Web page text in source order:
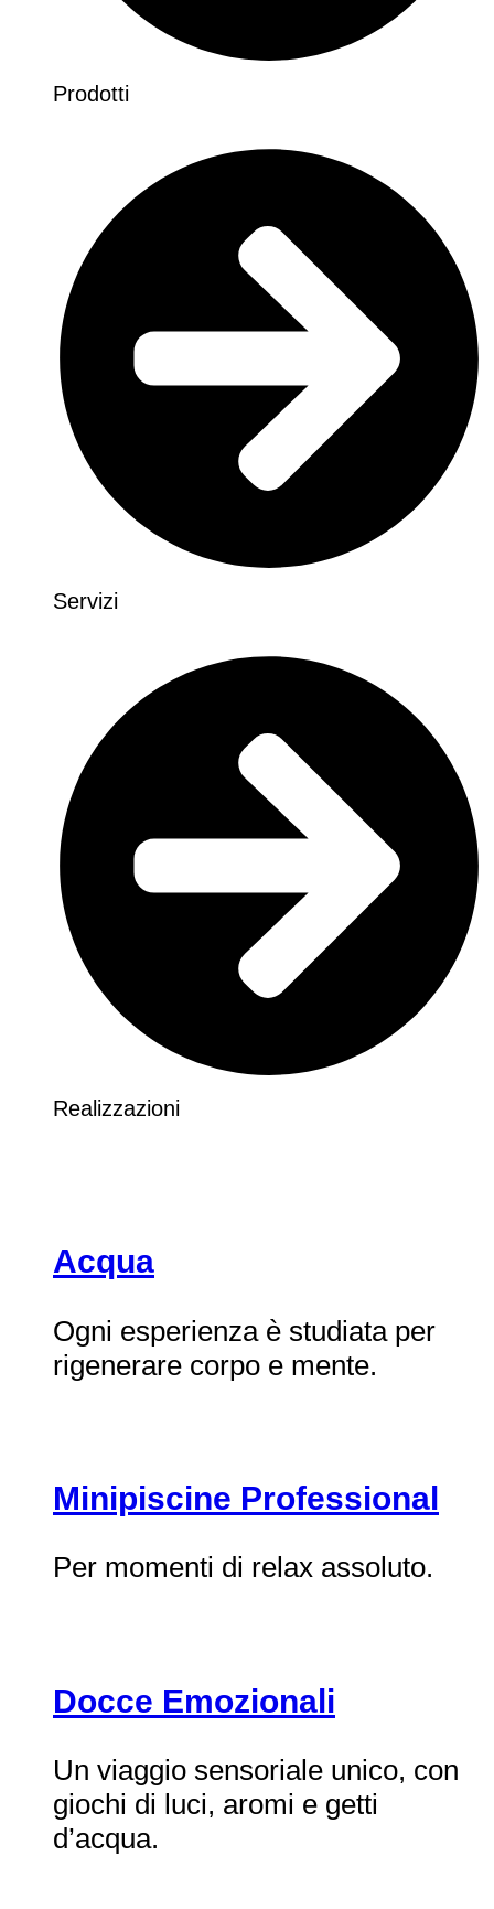
Prodotti
Servizi
Realizzazioni
Acqua
Ogni esperienza è studiata per
rigenerare corpo e mente.
Minipiscine Professional
Per momenti di relax assoluto.
Docce Emozionali
Un viaggio sensoriale unico, con
giochi di luci, aromi e getti
d’acqua.